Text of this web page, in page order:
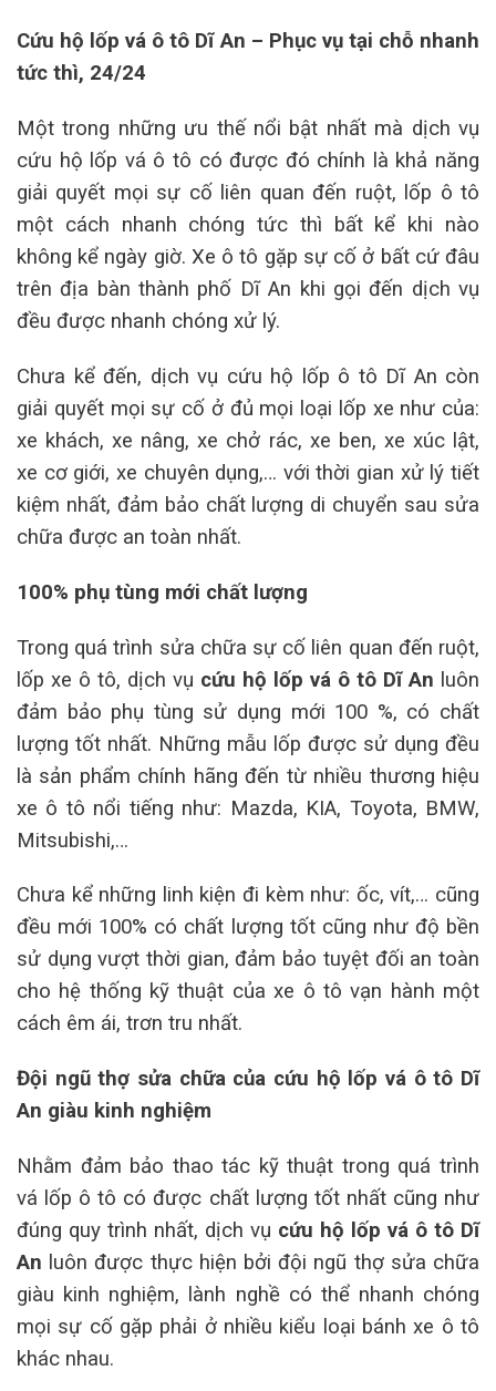
Cứu hộ lốp vá ô tô Dĩ An – Phục vụ tại chỗ nhanh
tức thì, 24/24
Một trong những ưu thế nổi bật nhất mà dịch vụ
cứu hộ lốp vá ô tô có được đó chính là khả năng
giải quyết mọi sự cố liên quan đến ruột, lốp ô tô
một cách nhanh chóng tức thì bất kể khi nào
không kể ngày giờ. Xe ô tô gặp sự cố ở bất cứ đâu
trên địa bàn thành phố Dĩ An khi gọi đến dịch vụ
đều được nhanh chóng xử lý.
Chưa kể đến, dịch vụ cứu hộ lốp ô tô Dĩ An còn
giải quyết mọi sự cố ở đủ mọi loại lốp xe như của:
xe khách, xe nâng, xe chở rác, xe ben, xe xúc lật,
xe cơ giới, xe chuyên dụng,… với thời gian xử lý tiết
kiệm nhất, đảm bảo chất lượng di chuyển sau sửa
chữa được an toàn nhất.
100% phụ tùng mới chất lượng
Trong quá trình sửa chữa sự cố liên quan đến ruột,
lốp xe ô tô, dịch vụ cứu hộ lốp vá ô tô Dĩ An luôn
đảm bảo phụ tùng sử dụng mới 100 %, có chất
lượng tốt nhất. Những mẫu lốp được sử dụng đều
là sản phẩm chính hãng đến từ nhiều thương hiệu
xe ô tô nổi tiếng như: Mazda, KIA, Toyota, BMW,
Mitsubishi,…
Chưa kể những linh kiện đi kèm như: ốc, vít,… cũng
đều mới 100% có chất lượng tốt cũng như độ bền
sử dụng vượt thời gian, đảm bảo tuyệt đối an toàn
cho hệ thống kỹ thuật của xe ô tô vạn hành một
cách êm ái, trơn tru nhất.
Đội ngũ thợ sửa chữa của cứu hộ lốp vá ô tô Dĩ
An giàu kinh nghiệm
Nhằm đảm bảo thao tác kỹ thuật trong quá trình
vá lốp ô tô có được chất lượng tốt nhất cũng như
đúng quy trình nhất, dịch vụ cứu hộ lốp vá ô tô Dĩ
An luôn được thực hiện bởi đội ngũ thợ sửa chữa
giàu kinh nghiệm, lành nghề có thể nhanh chóng
mọi sự cố gặp phải ở nhiều kiểu loại bánh xe ô tô
khác nhau.